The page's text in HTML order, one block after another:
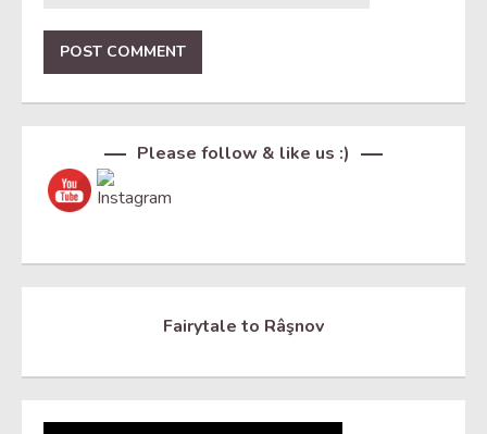
Please follow & like us :)
Set Youtube Channel ID
Fairytale to Râşnov